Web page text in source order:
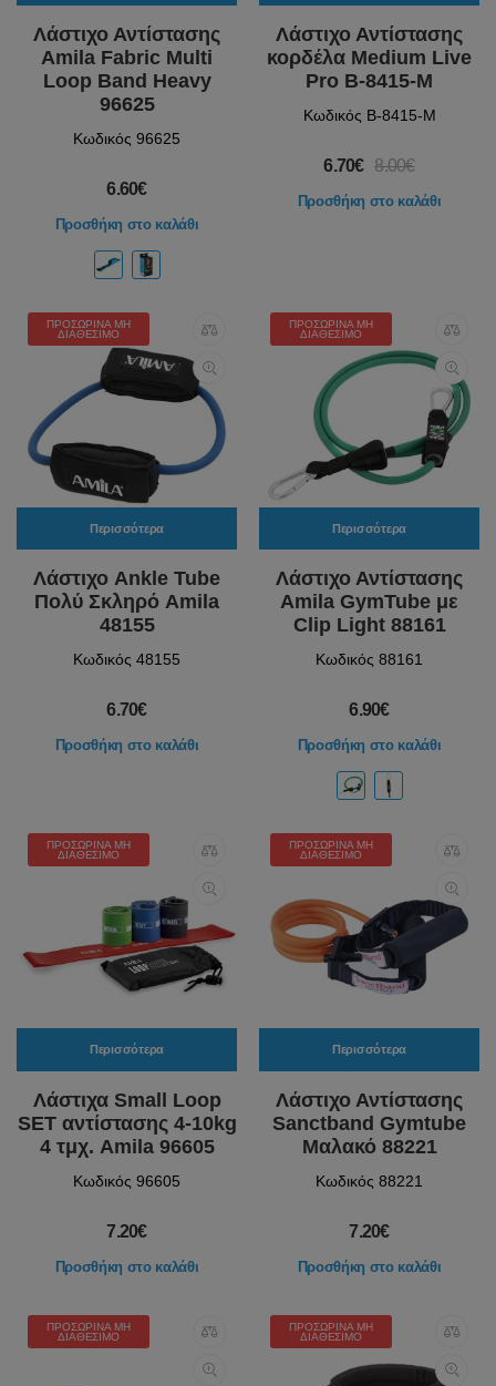
Λάστιχο Αντίστασης
Amila Fabric Multi
Loop Band Heavy
96625
Κωδικός 96625
6.60€
Προσθήκη στο καλάθι
Λάστιχο Αντίστασης
κορδέλα Medium Live
Pro B-8415-M
Κωδικός B-8415-M
6.70€ 8.00€
Προσθήκη στο καλάθι
ΠΡΟΣΩΡΙΝΆ ΜΗ
ΔΙΑΘΈΣΙΜΟ
Περισσότερα
Λάστιχο Ankle Tube
Πολύ Σκληρό Amila
48155
Κωδικός 48155
6.70€
Προσθήκη στο καλάθι
ΠΡΟΣΩΡΙΝΆ ΜΗ
ΔΙΑΘΈΣΙΜΟ
Περισσότερα
Λάστιχο Αντίστασης
Amila GymTube με
Clip Light 88161
Κωδικός 88161
6.90€
Προσθήκη στο καλάθι
ΠΡΟΣΩΡΙΝΆ ΜΗ
ΔΙΑΘΈΣΙΜΟ
Περισσότερα
Λάστιχα Small Loop
SET αντίστασης 4-10kg
4 τμχ. Amila 96605
Κωδικός 96605
7.20€
Προσθήκη στο καλάθι
ΠΡΟΣΩΡΙΝΆ ΜΗ
ΔΙΑΘΈΣΙΜΟ
Περισσότερα
Λάστιχο Αντίστασης
Sanctband Gymtube
Μαλακό 88221
Κωδικός 88221
7.20€
Προσθήκη στο καλάθι
ΠΡΟΣΩΡΙΝΆ ΜΗ
ΔΙΑΘΈΣΙΜΟ
ΠΡΟΣΩΡΙΝΆ ΜΗ
ΔΙΑΘΈΣΙΜΟ